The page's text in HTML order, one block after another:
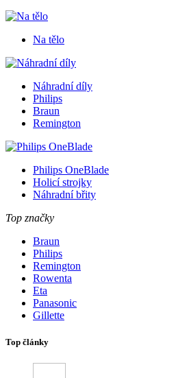
Na tělo
Náhradní díly
Philips
Braun
Remington
Philips OneBlade
Holicí strojky
Náhradní břity
Top značky
Braun
Philips
Remington
Rowenta
Eta
Panasonic
Gillette
Top články